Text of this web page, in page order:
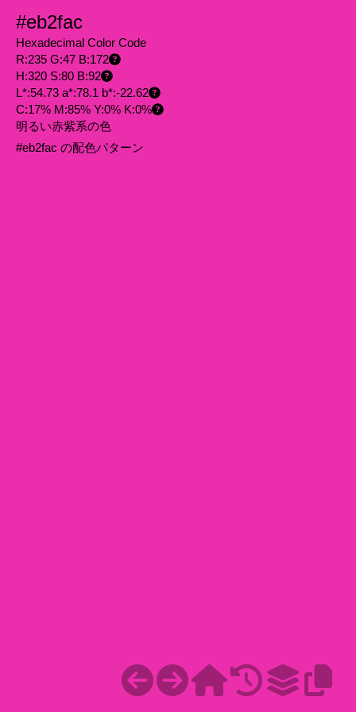
#eb2fac
Hexadecimal Color Code
R:235 G:47 B:172
H:320 S:80 B:92
L*:54.73 a*:78.1 b*:-22.62
C:17% M:85% Y:0% K:0%
明るい赤紫系の色
#eb2fac の配色パターン